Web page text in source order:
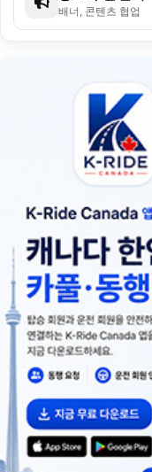
배너, 콘텐츠 협업